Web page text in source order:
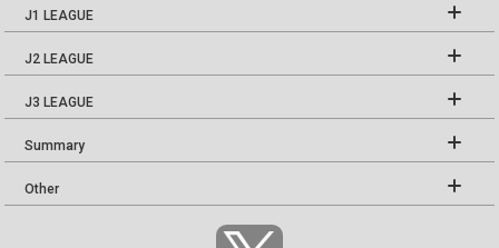
J1 LEAGUE
J2 LEAGUE
J3 LEAGUE
Summary
Other